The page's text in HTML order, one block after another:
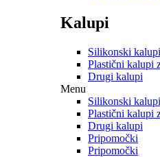
Kalupi
Silikonski
Plastični kalupi
Drugi kalupi
Menu
Silikonski
Plastični kalupi
Drugi kalupi
Pripomočki
Pripomočki